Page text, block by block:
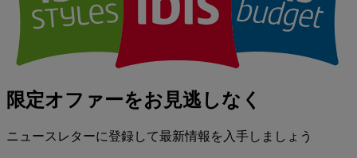
限定オファーをお見逃しなく
ニュースレターに登録して最新情報を入手しましょう